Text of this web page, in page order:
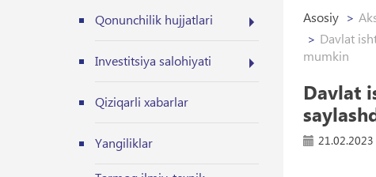
Qonunchilik hujjatlari
Investitsiya salohiyati
Qiziqarli xabarlar
Yangiliklar
Asosiy
Davlat
mumkin
Davlat
21.02.2023